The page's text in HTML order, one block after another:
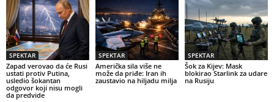
SPEKTAR
Zapad verovao da će Rusi
ustati protiv Putina,
usledio šokantan
odgovor koji nisu mogli
da predvide
SPEKTAR
Američka sila više ne
može da priđe: Iran ih
zaustavio na hiljadu milja
SPEKTAR
Šok za Kijev: Mask
blokirao Starlink za udare
na Rusiju